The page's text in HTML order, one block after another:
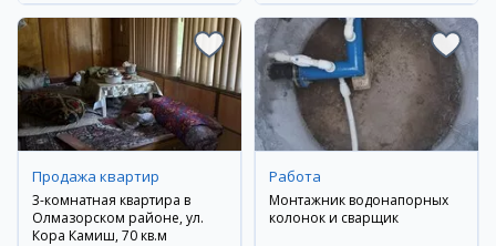
Продажа квартир
3-комнатная квартира в
Олмазорском районе, ул.
Кора Камиш, 70 кв.м
Работа
Монтажник водонапорных
колонок и сварщик